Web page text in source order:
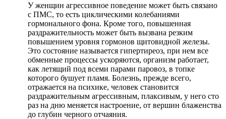
У женщин агрессивное поведение может быть связано
с ПМС, то есть циклическими колебаниями
гормонального фона. Кроме того, повышенная
раздражительность может быть вызвана резким
повышением уровня гормонов щитовидной железы.
Это состояние называется гипертиреоз, при нем все
обменные процессы ускоряются, организм работает,
как летящий под всеми парами паровоз, в топке
которого бушует пламя. Болезнь, прежде всего,
отражается на психике, человек становится
раздражительным агрессивным, плаксивым, у него сто
раз на дню меняется настроение, от вершин блаженства
до глубин черного отчаяния.